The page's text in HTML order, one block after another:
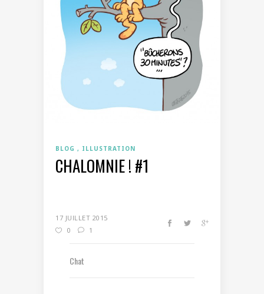
BLOG ILLUSTRATION
CHALOMNIE ! #1
17 JUILLET 2015
0
1
Chat